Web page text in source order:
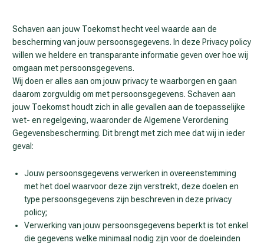
Schaven aan jouw Toekomst hecht veel waarde aan de
bescherming van jouw persoonsgegevens. In deze Privacy policy
willen we heldere en transparante informatie geven over hoe wij
omgaan met persoonsgegevens.
Wij doen er alles aan om jouw privacy te waarborgen en gaan
daarom zorgvuldig om met persoonsgegevens. Schaven aan
jouw Toekomst houdt zich in alle gevallen aan de toepasselijke
wet- en regelgeving, waaronder de Algemene Verordening
Gegevensbescherming. Dit brengt met zich mee dat wij in ieder
geval:
Jouw persoonsgegevens verwerken in overeenstemming
met het doel waarvoor deze zijn verstrekt, deze doelen en
type persoonsgegevens zijn beschreven in deze privacy
policy;
Verwerking van jouw persoonsgegevens beperkt is tot enkel
die gegevens welke minimaal nodig zijn voor de doeleinden